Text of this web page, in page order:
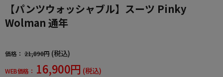
【パンツウォッシャブル】スーツ Pinky
Wolman 通年
価格： 21,890円 (税込)
WEB価格： 16,900円 (税込)